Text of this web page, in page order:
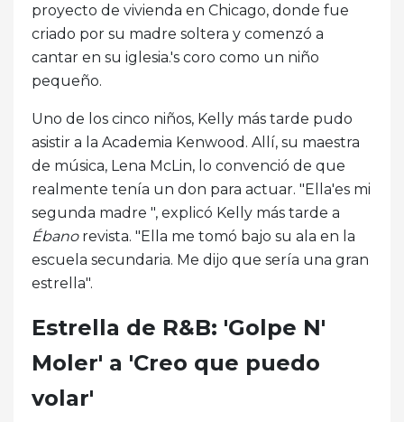
proyecto de vivienda en Chicago, donde fue
criado por su madre soltera y comenzó a
cantar en su iglesia.'s coro como un niño
pequeño.
Uno de los cinco niños, Kelly más tarde pudo
asistir a la Academia Kenwood. Allí, su maestra
de música, Lena McLin, lo convenció de que
realmente tenía un don para actuar. "Ella'es mi
segunda madre ", explicó Kelly más tarde a
Ébanorevista. "Ella me tomó bajo su ala en la
escuela secundaria. Me dijo que sería una gran
estrella".
Estrella de R&B: 'Golpe N'
Moler' a 'Creo que puedo
volar'